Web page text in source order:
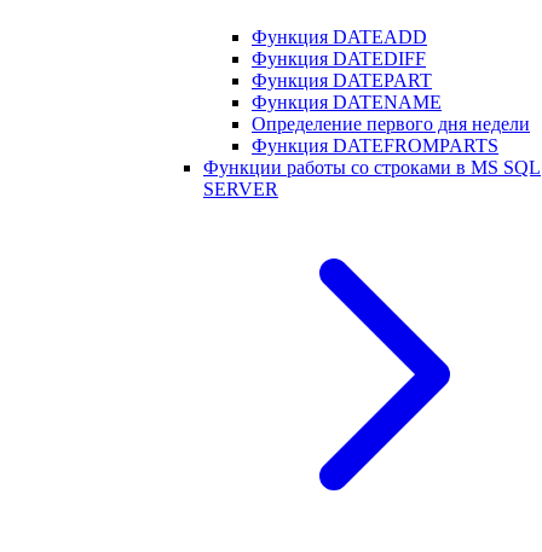
Функция DATEADD
Функция DATEDIFF
Функция DATEPART
Функция DATENAME
Определение первого дня недели
Функция DATEFROMPARTS
Функции работы со строками в MS SQL
SERVER